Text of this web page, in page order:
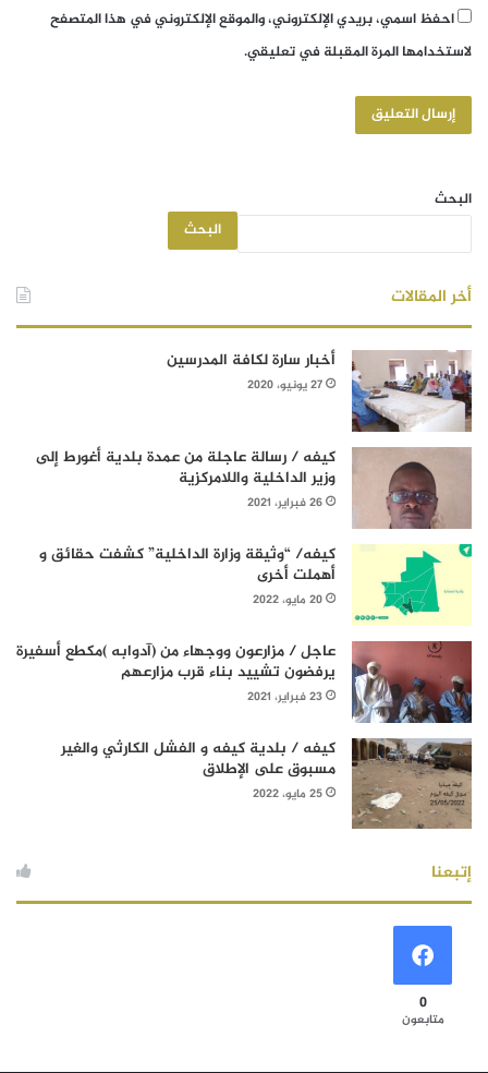
احفظ اسمي، بريدي الإلكتروني، والموقع الإلكتروني في هذا المتصفح
لاستخدامها المرة المقبلة في تعليقي.
البحث
البحث
أخر المقالات
أخبار سارة لكافة المدرسين
27 يونيو، 2020
كيفه / رسالة عاجلة من عمدة بلدية أغورط إلى
وزير الداخلية واللامركزية
26 فبراير، 2021
كيفه/ “وثيقة وزارة الداخلية” كشفت حقائق و
أهملت أخرى
20 مايو، 2022
عاجل / مزارعون ووجهاء من (آدوابه )مكطع أسفيرة
يرفضون تشييد بناء قرب مزارعهم
23 فبراير، 2021
كيفه / بلدية كيفه و الفشل الكارثي والغير
مسبوق على الإطلاق
25 مايو، 2022
إتبعنا
0
متابعون